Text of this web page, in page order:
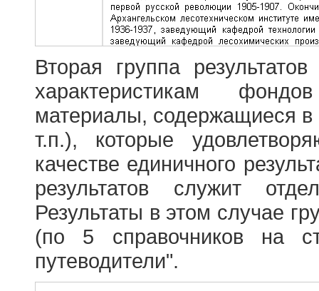
Вторая группа
характеристикам
материалы, содержащиеся в
т.п.), которые
качестве единичного
результатов служит
Результаты в этом случае
(по 5 справочников на
путеводители".